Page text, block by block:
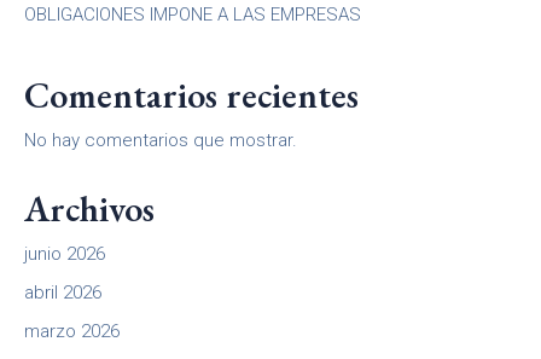
OBLIGACIONES IMPONE A LAS EMPRESAS
Comentarios recientes
No hay comentarios que mostrar.
Archivos
junio 2026
abril 2026
marzo 2026